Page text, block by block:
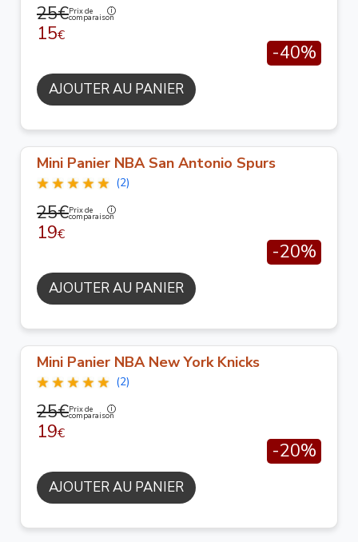
25€Prix de
comparaison
15€
-40%
AJOUTER AU PANIER
Mini Panier NBA San Antonio Spurs
(2)
25€Prix de
comparaison
19€
-20%
AJOUTER AU PANIER
Mini Panier NBA New York Knicks
(2)
25€Prix de
comparaison
19€
-20%
AJOUTER AU PANIER